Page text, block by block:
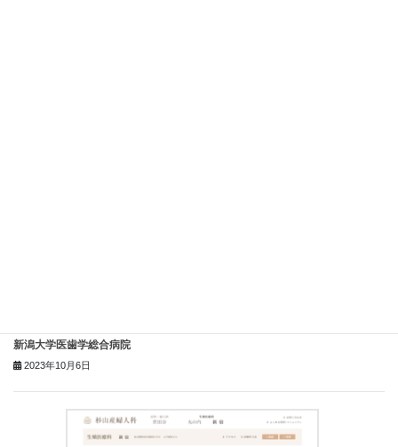
新潟大学医歯学総合病院
2023年10月6日